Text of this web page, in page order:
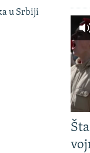
u Srbiji